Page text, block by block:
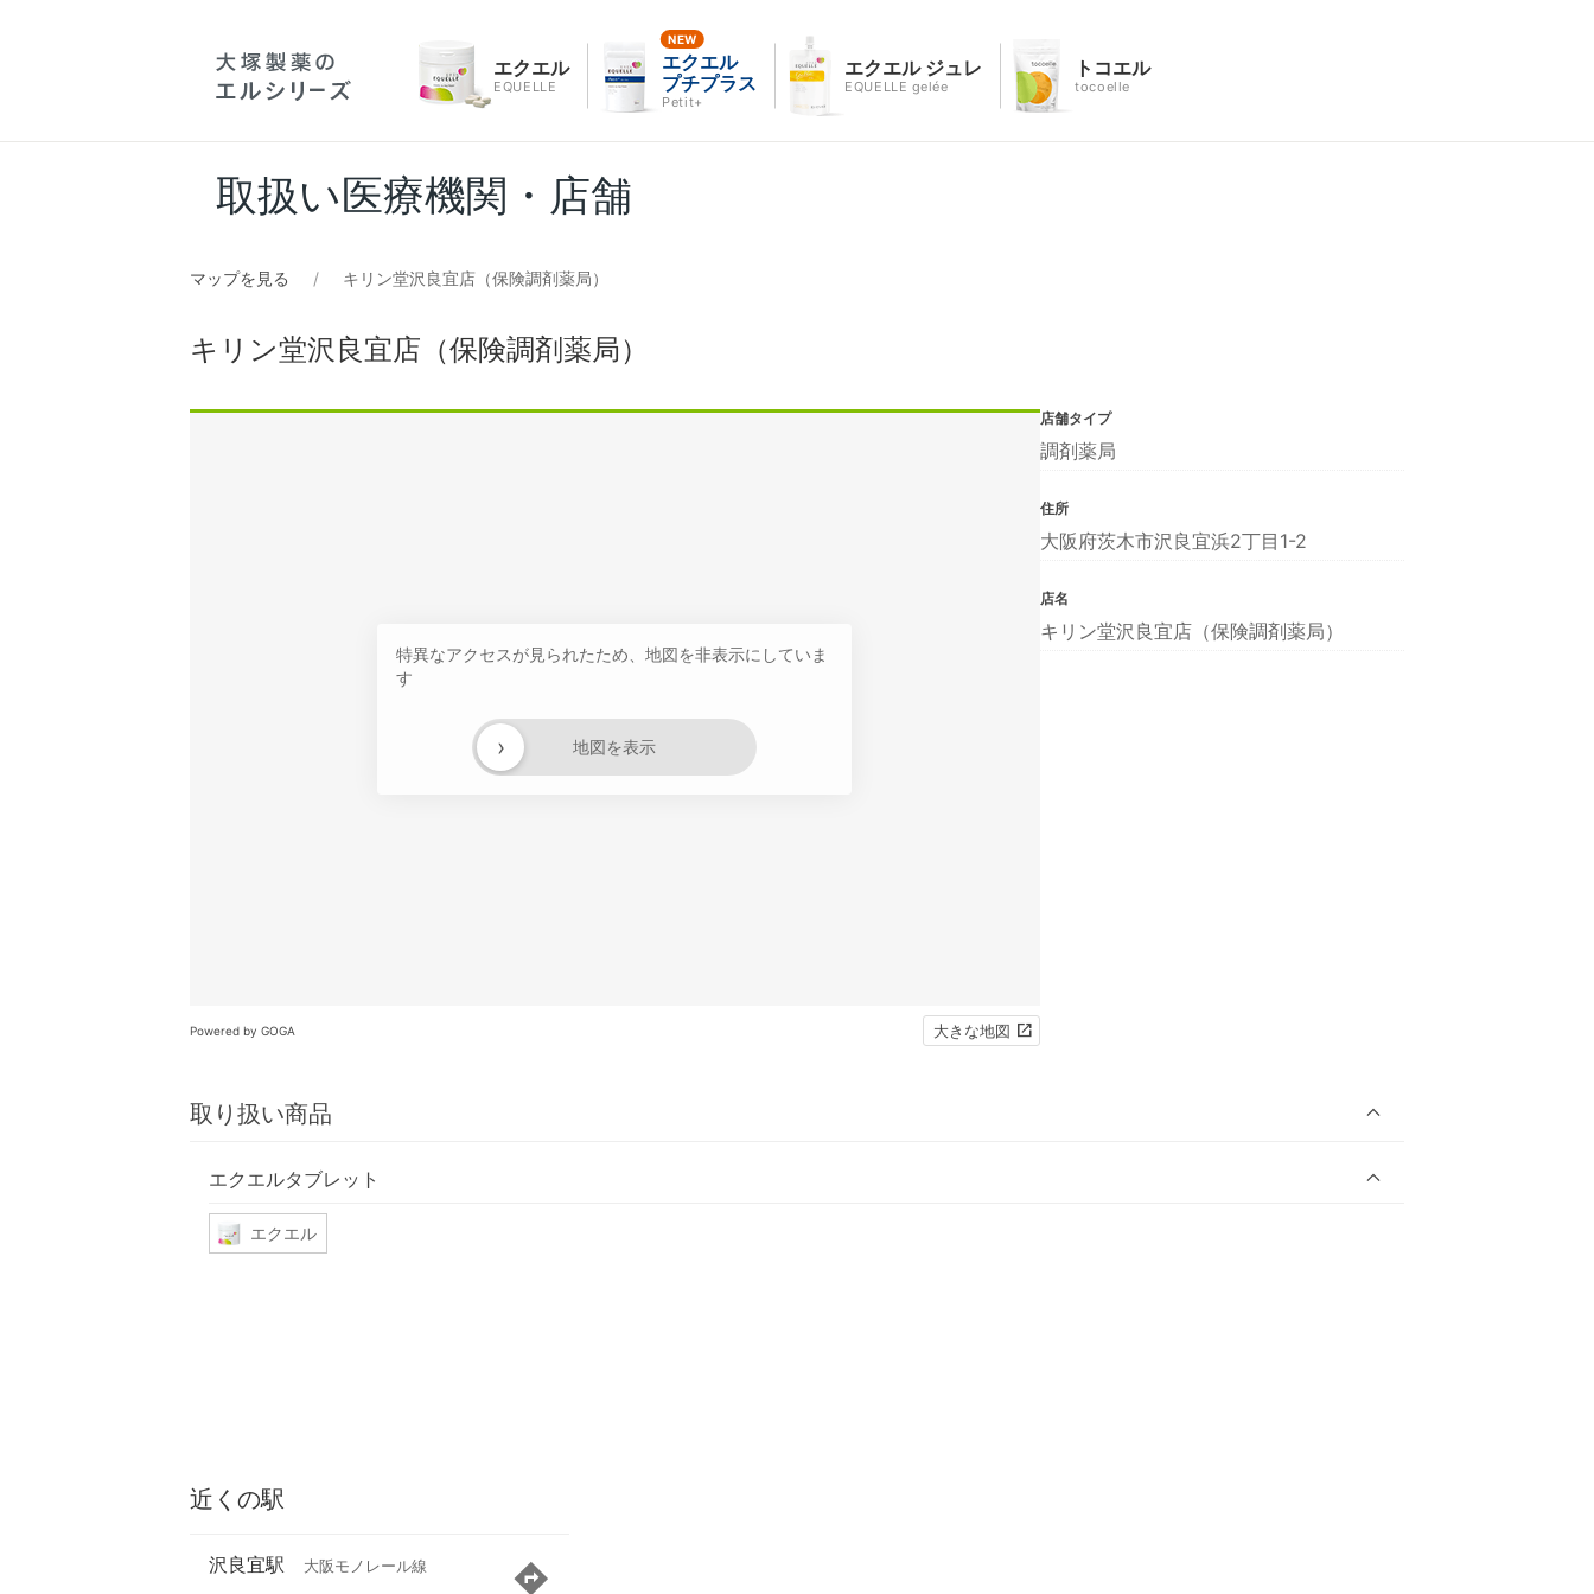
エクエル
EQUELLE
エクエル
プチプラス
Petit+
エクエル ジュレ
EQUELLE gelée
トコエル
tocoelle
取扱い医療機関・店舗
マップを見る キリン堂沢良宜店（保険調剤薬局）
キリン堂沢良宜店（保険調剤薬局）
特異なアクセスが見られたため、地図を非表示にしていま
す
地図を表示
›
Powered by GOGA 大きな地図
取り扱い商品
エクエルタブレット
エクエル
店舗タイプ
調剤薬局
住所
大阪府茨木市沢良宜浜2丁目1-2
店名
キリン堂沢良宜店（保険調剤薬局）
近くの駅
沢良宜駅 大阪モノレール線